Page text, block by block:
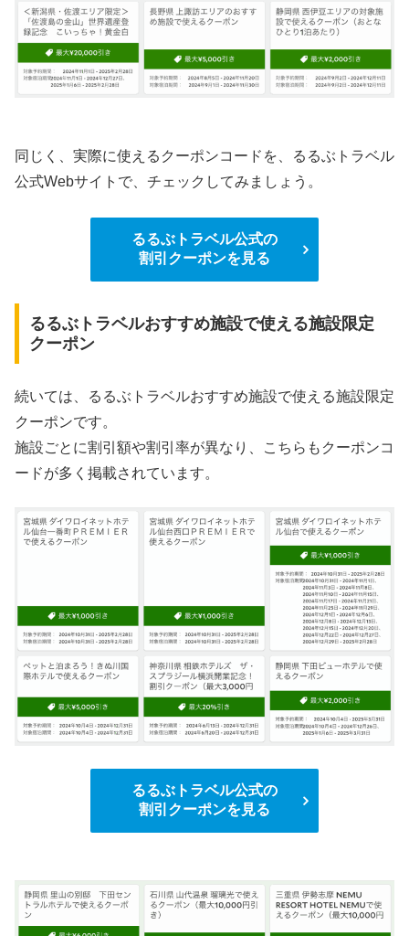
同じく、実際に使えるクーポンコードを、るるぶトラベル
公式Webサイトで、チェックしてみましょう。
るるぶトラベル公式の
割引クーポンを見る
るるぶトラベルおすすめ施設で使える施設限定
クーポン
続いては、るるぶトラベルおすすめ施設で使える施設限定
クーポンです。
施設ごとに割引額や割引率が異なり、こちらもクーポンコ
ードが多く掲載されています。
るるぶトラベル公式の
割引クーポンを見る